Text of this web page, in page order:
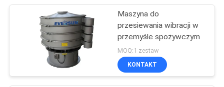
Maszyna do
przesiewania wibracji w
przemyśle spożywczym
MOQ:1 zestaw
KONTAKT